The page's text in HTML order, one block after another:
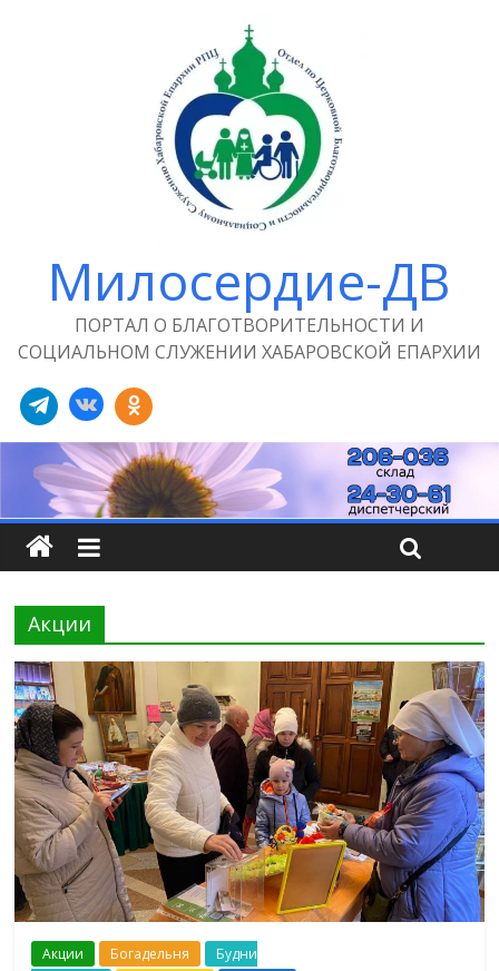
Милосердие-ДВ
ПОРТАЛ О БЛАГОТВОРИТЕЛЬНОСТИ И
СОЦИАЛЬНОМ СЛУЖЕНИИ ХАБАРОВСКОЙ ЕПАРХИИ
Акции
Акции Богадельня
Будни